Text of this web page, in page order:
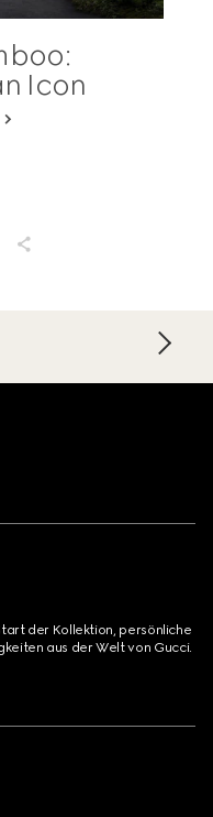
Icon
der Kollektion, persönliche
aus der Welt von Gucci.